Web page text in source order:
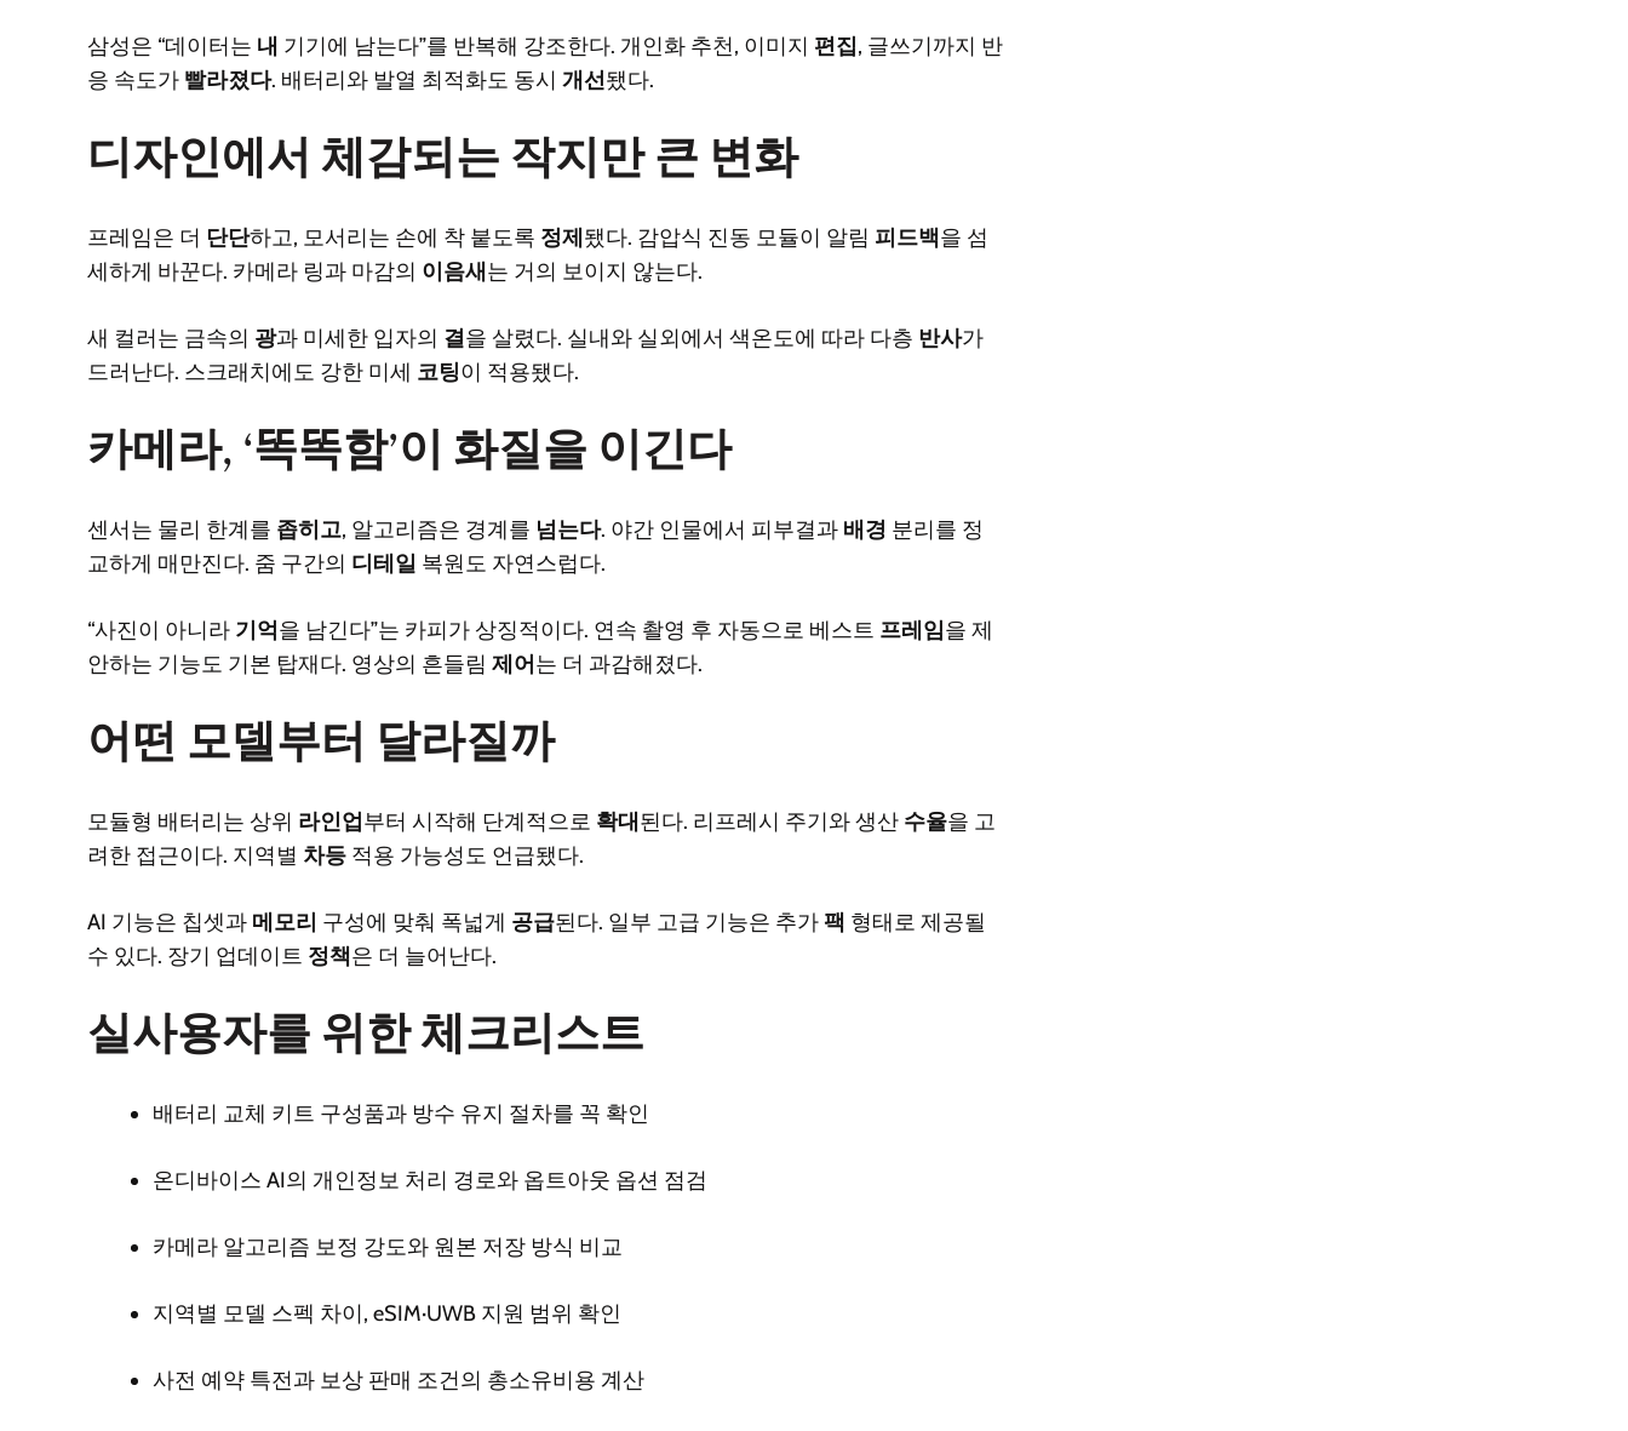
삼성은 “데이터는 내 기기에 남는다”를 반복해 강조한다. 개인화 추천, 이미지 편집, 글쓰기까지 반
응 속도가 빨라졌다. 배터리와 발열 최적화도 동시 개선됐다.
디자인에서 체감되는 작지만 큰 변화
프레임은 더 단단하고, 모서리는 손에 착 붙도록 정제됐다. 감압식 진동 모듈이 알림 피드백을 섬
세하게 바꾼다. 카메라 링과 마감의 이음새는 거의 보이지 않는다.
새 컬러는 금속의 광과 미세한 입자의 결을 살렸다. 실내와 실외에서 색온도에 따라 다층 반사가
드러난다. 스크래치에도 강한 미세 코팅이 적용됐다.
카메라, ‘똑똑함’이 화질을 이긴다
센서는 물리 한계를 좁히고, 알고리즘은 경계를 넘는다. 야간 인물에서 피부결과 배경 분리를 정
교하게 매만진다. 줌 구간의 디테일 복원도 자연스럽다.
“사진이 아니라 기억을 남긴다”는 카피가 상징적이다. 연속 촬영 후 자동으로 베스트 프레임을 제
안하는 기능도 기본 탑재다. 영상의 흔들림 제어는 더 과감해졌다.
어떤 모델부터 달라질까
모듈형 배터리는 상위 라인업부터 시작해 단계적으로 확대된다. 리프레시 주기와 생산 수율을 고
려한 접근이다. 지역별 차등 적용 가능성도 언급됐다.
AI 기능은 칩셋과 메모리 구성에 맞춰 폭넓게 공급된다. 일부 고급 기능은 추가 팩 형태로 제공될
수 있다. 장기 업데이트 정책은 더 늘어난다.
실사용자를 위한 체크리스트
배터리 교체 키트 구성품과 방수 유지 절차를 꼭 확인
온디바이스 AI의 개인정보 처리 경로와 옵트아웃 옵션 점검
카메라 알고리즘 보정 강도와 원본 저장 방식 비교
지역별 모델 스펙 차이, eSIM·UWB 지원 범위 확인
사전 예약 특전과 보상 판매 조건의 총소유비용 계산